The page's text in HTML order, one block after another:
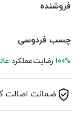
فروشنده
چسب فردوسی
100% رضایتعملکرد
ضمانت اصالت